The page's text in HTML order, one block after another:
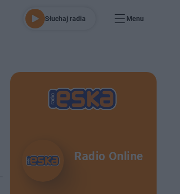
Słuchaj radia Menu
Radio Online